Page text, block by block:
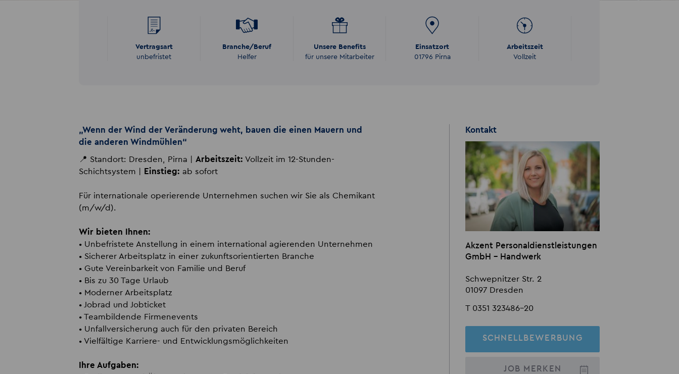
Vertragsart
unbefristet
Branche/Beruf
Helfer
Unsere Benefits
für unsere Mitarbeiter
Einsatzort
01796 Pirna
Arbeitszeit
Vollzeit
„Wenn der Wind der Veränderung weht, bauen die einen Mauern und
die anderen Windmühlen“
📍 Standort: Dresden, Pirna | Arbeitszeit: Vollzeit im 12-Stunden-
Schichtsystem |
Einstieg: ab sofort
Für internationale operierende Unternehmen suchen wir Sie als Chemikant
(m/w/d).
Wir bieten Ihnen:
• Unbefristete Anstellung in einem international agierenden Unternehmen
• Sicherer Arbeitsplatz in einer zukunftsorientierten Branche
• Gute Vereinbarkeit von Familie und Beruf
• Bis zu 30 Tage Urlaub
• Moderner Arbeitsplatz
• Jobrad und Jobticket
• Teambildende Firmenevents
• Unfallversicherung auch für den privaten Bereich
• Vielfältige Karriere- und Entwicklungsmöglichkeiten
Ihre Aufgaben:
Kontakt
Akzent Personaldienstleistungen
GmbH - Handwerk
Schwepnitzer Str. 2
01097 Dresden
T 0351 323486-20
SCHNELLBEWERBUNG
JOB MERKEN